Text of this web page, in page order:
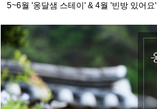
5~6월 '옹달샘 스테이' & 4월 '빈방 있어요'